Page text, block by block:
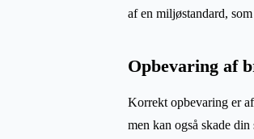
af en miljøstandard,
Opbevaring af
Korrekt opbevaring er
men kan også skade din